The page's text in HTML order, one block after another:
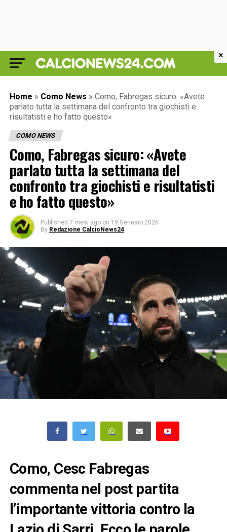
Home » Como News » Como, Fabregas sicuro: «Avete
parlato tutta la settimana del confronto tra giochisti e
risultatisti e ho fatto questo»
COMO NEWS
Como, Fabregas sicuro: «Avete
parlato tutta la settimana del
confronto tra giochisti e risultatisti
e ho fatto questo»
Published 7 mesi ago on 19 Gennaio 2026
By Redazione CalcioNews24
Como, Cesc Fabregas
commenta nel post partita
l’importante vittoria contro la
×